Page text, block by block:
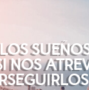
NOS